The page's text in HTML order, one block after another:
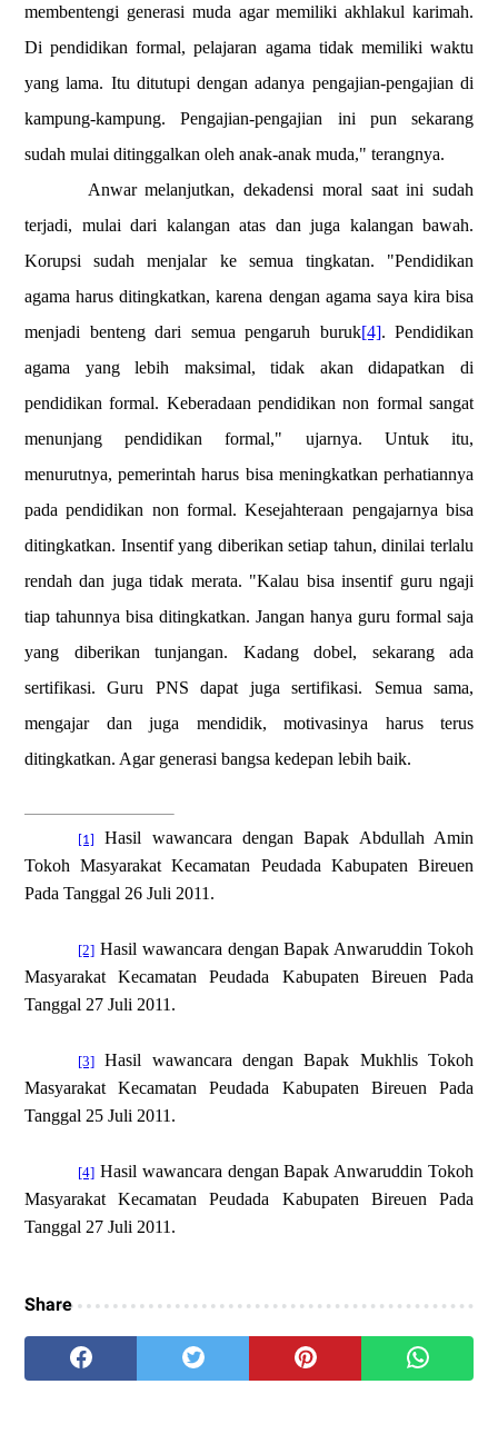
membentengi generasi muda agar memiliki akhlakul karimah.
Di pendidikan formal, pelajaran agama tidak memiliki waktu
yang lama. Itu ditutupi dengan adanya pengajian-pengajian di
kampung-kampung. Pengajian-pengajian ini pun sekarang
sudah mulai ditinggalkan oleh anak-anak muda," terangnya.
Anwar melanjutkan, dekadensi moral saat ini sudah
terjadi, mulai dari kalangan atas dan juga kalangan bawah.
Korupsi sudah menjalar ke semua tingkatan. "Pendidikan
agama harus ditingkatkan, karena dengan agama saya kira bisa
menjadi benteng dari semua pengaruh buruk[4]. Pendidikan
agama yang lebih maksimal, tidak akan didapatkan di
pendidikan formal. Keberadaan pendidikan non formal sangat
menunjang pendidikan formal," ujarnya. Untuk itu,
menurutnya, pemerintah harus bisa meningkatkan perhatiannya
pada pendidikan non formal. Kesejahteraan pengajarnya bisa
ditingkatkan. Insentif yang diberikan setiap tahun, dinilai terlalu
rendah dan juga tidak merata. "Kalau bisa insentif guru ngaji
tiap tahunnya bisa ditingkatkan. Jangan hanya guru formal saja
yang diberikan tunjangan. Kadang dobel, sekarang ada
sertifikasi. Guru PNS dapat juga sertifikasi. Semua sama,
mengajar dan juga mendidik, motivasinya harus terus
ditingkatkan. Agar generasi bangsa kedepan lebih baik.
[1]
Hasil wawancara dengan Bapak Abdullah Amin
Tokoh Masyarakat Kecamatan Peudada Kabupaten Bireuen
Pada Tanggal 26 Juli 2011.
[2] Hasil wawancara dengan Bapak Anwaruddin Tokoh
Masyarakat Kecamatan Peudada Kabupaten Bireuen Pada
Tanggal 27 Juli 2011.
[3]
Hasil wawancara dengan Bapak Mukhlis Tokoh
Masyarakat Kecamatan Peudada Kabupaten Bireuen Pada
Tanggal 25 Juli 2011.
[4] Hasil wawancara dengan Bapak Anwaruddin Tokoh
Masyarakat Kecamatan Peudada Kabupaten Bireuen Pada
Tanggal 27 Juli 2011.
Share